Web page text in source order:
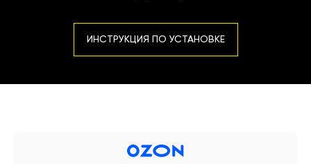
ИНСТРУКЦИЯ ПО УСТАНОВКЕ